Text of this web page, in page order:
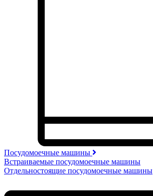
Посудомоечные машины
Встраиваемые посудомоечные машины
Отдельностоящие посудомоечные машины